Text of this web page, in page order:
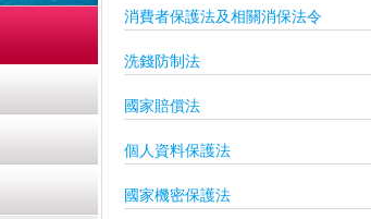
消費者保護法及相關消保法令
洗錢防制法
國家賠償法
個人資料保護法
國家機密保護法